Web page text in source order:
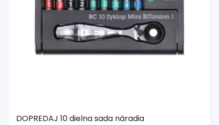
DOPREDAJ 10 dielna sada náradia